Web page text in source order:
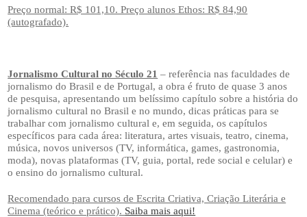
Preço normal: R$ 101,10. Preço alunos Ethos: R$ 84,90
(autografado).
Jornalismo Cultural no Século 21 – referência nas faculdades de
jornalismo do Brasil e de Portugal, a obra é fruto de quase 3 anos
de pesquisa, apresentando um belíssimo capítulo sobre a história do
jornalismo cultural no Brasil e no mundo, dicas práticas para se
trabalhar com jornalismo cultural e, em seguida, os capítulos
específicos para cada área: literatura, artes visuais, teatro, cinema,
música, novos universos (TV, informática, games, gastronomia,
moda), novas plataformas (TV, guia, portal, rede social e celular) e
o ensino do jornalismo cultural.
Recomendado para cursos de Escrita Criativa, Criação Literária e
Cinema (teórico e prático). Saiba mais aqui!